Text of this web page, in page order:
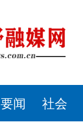
要闻 社会